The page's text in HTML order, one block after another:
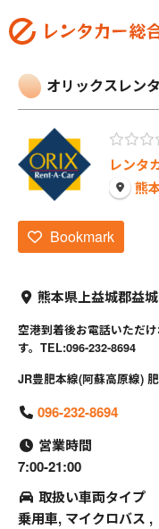
オリックスレン
レンタ
熊
Bookmark
熊本県上益城郡益
空港到着後お電話いただ
す。TEL:096-232-8694
JR豊肥本線(阿蘇高原線)
096-232-8694
営業時間
7:00-21:00
取扱い車両タイプ
乗用車, マイクロバス ,